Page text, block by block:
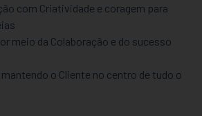
com Criatividade e coragem para
meio da Colaboração e do sucesso
o Cliente no centro de tudo o